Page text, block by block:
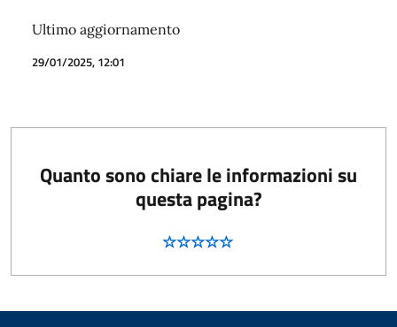
Ultimo aggiornamento
29/01/2025, 12:01
Quanto sono chiare le informazioni su
questa pagina?